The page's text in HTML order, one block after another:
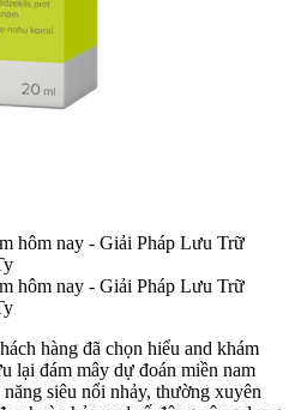
hàng đã chọn hiểu and khám
lại đám mây dự đoán miền nam
siêu nổi nhảy, thường xuyên